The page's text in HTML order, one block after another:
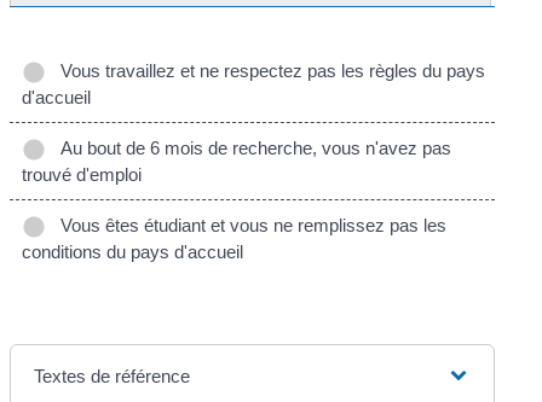
Vous travaillez et ne respectez pas les règles du pays
d'accueil
Au bout de 6 mois de recherche, vous n'avez pas
trouvé d'emploi
Vous êtes étudiant et vous ne remplissez pas les
conditions du pays d'accueil
Textes de référence